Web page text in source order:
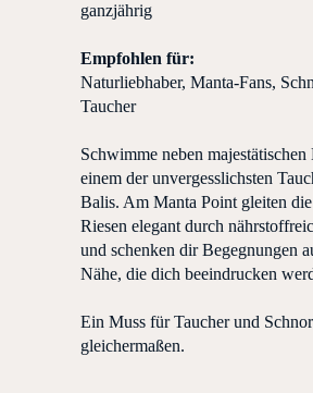
ganzjährig
Empfohlen für:
Naturliebhaber, Manta-Fans,
Taucher
Schwimme neben majestätischen
einem der unvergesslichsten
Balis. Am Manta Point gleiten die
Riesen elegant durch
und schenken dir Begegnungen
Nähe, die dich beeindrucken
Ein Muss für Taucher und
gleichermaßen.